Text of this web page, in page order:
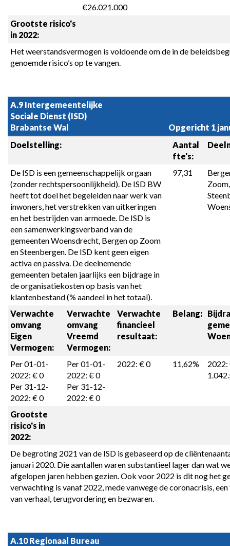
€26.021.000
Grootste risico's
in 2022:
Het weerstandsvermogen is voldoende om de in de
genoemde risico’s op te vangen.
A.9 Intergemeentelijke
Sociale Dienst (ISD)
Brabantse Wal
Opgericht 1
Doelstelling:
Aantal
fte's:
De ISD is een gemeenschappelijk orgaan
(zonder rechtspersoonlijkheid). De ISD BW
heeft tot doel het begeleiden naar werk van
inwoners, het verstrekken van uitkeringen
en het bestrijden van armoede. De ISD is
een samenwerkingsverband van de
gemeenten Woensdrecht, Bergen op Zoom
en Steenbergen. De ISD kent geen eigen
activa en passiva. De deelnemende
gemeenten betalen jaarlijks een bijdrage in
de organisatiekosten op basis van het
klantenbestand (% aandeel in het totaal).
97,31
Zoom,
Verwachte
omvang
Eigen
Vermogen:
Verwachte
omvang
Vreemd
Vermogen:
Verwachte
financieel
resultaat:
Belang:
Per 01-01-
2022: € 0
Per 31-12-
2022: € 0
Per 01-01-
2022: € 0
Per 31-12-
2022: € 0
2022: € 0 11,62%
2022:
Grootste
risico's in
2022:
De begroting 2021 van de ISD is gebaseerd op de
januari 2020. Die aantallen waren substantieel lager dan wat
afgelopen jaren hebben gezien. Ook voor 2022 is dit nog het
verwachting is vanaf 2022, mede vanwege de coronacrisis,
van verhaal, terugvordering en bezwaren.
A.10 Regionaal Bureau